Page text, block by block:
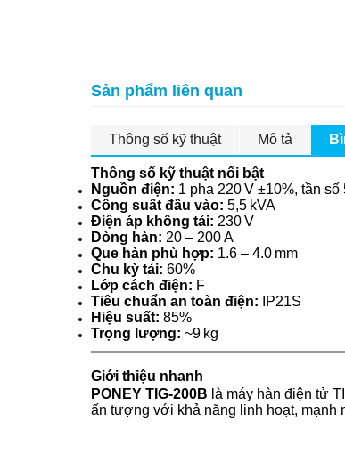
Sản phẩm liên quan
Thông số kỹ thuật Mô tả
Thông số kỹ thuật nổi bật
Nguồn điện: 1 pha 220 V ±10%, tần số
Công suất đầu vào: 5,5 kVA
Điện áp không tải: 230 V
Dòng hàn: 20 – 200 A
Que hàn phù hợp: 1.6 – 4.0 mm
Chu kỳ tải: 60%
Lớp cách điện: F
Tiêu chuẩn an toàn điện: IP21S
Hiệu suất: 85%
Trọng lượng: ~9 kg
Giới thiệu nhanh
PONEY TIG‑200B là máy hàn điện tử
ấn tượng với khả năng linh hoạt,